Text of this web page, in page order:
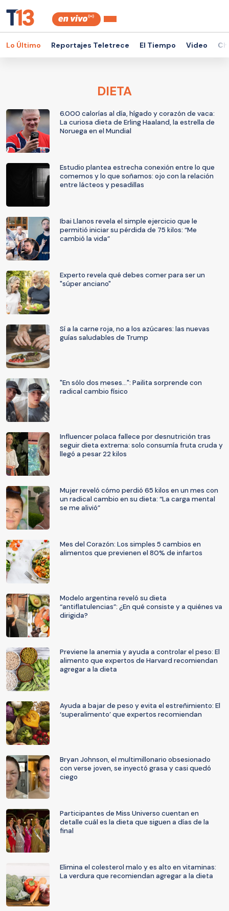
Lo Último Reportajes Teletrece El Tiempo Video
DIETA
6.000 calorías al día, hígado y corazón de vaca:
La curiosa dieta de Erling Haaland, la estrella de
Noruega en el Mundial
Estudio plantea estrecha conexión entre lo que
comemos y lo que soñamos: ojo con la relación
entre lácteos y pesadillas
Ibai Llanos revela el simple ejercicio que le
permitió iniciar su pérdida de 75 kilos: “Me
cambió la vida”
Experto revela qué debes comer para ser un
"súper anciano"
Sí a la carne roja, no a los azúcares: las nuevas
guías saludables de Trump
"En sólo dos meses...": Pailita sorprende con
radical cambio físico
Influencer polaca fallece por desnutrición tras
seguir dieta extrema: solo consumía fruta cruda y
llegó a pesar 22 kilos
Mujer reveló cómo perdió 65 kilos en un mes con
un radical cambio en su dieta: “La carga mental
se me alivió”
Mes del Corazón: Los simples 5 cambios en
alimentos que previenen el 80% de infartos
Modelo argentina reveló su dieta
“antiflatulencias”: ¿En qué consiste y a quiénes va
dirigida?
Previene la anemia y ayuda a controlar el peso: El
alimento que expertos de Harvard recomiendan
agregar a la dieta
Ayuda a bajar de peso y evita el estreñimiento: El
‘superalimento’ que expertos recomiendan
Bryan Johnson, el multimillonario obsesionado
con verse joven, se inyectó grasa y casi quedó
ciego
Participantes de Miss Universo cuentan en
detalle cuál es la dieta que siguen a días de la
final
Elimina el colesterol malo y es alto en vitaminas:
La verdura que recomiendan agregar a la dieta